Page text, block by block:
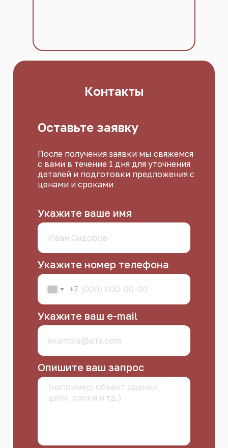
Контакты
Оставьте заявку
После получения заявки мы свяжемся
с вами в течение 1 дня для уточнения
деталей и подготовки предложения с
ценами и сроками
Укажите ваше имя
Укажите номер телефона
+7
Укажите ваш e-mail
Опишите ваш запрос